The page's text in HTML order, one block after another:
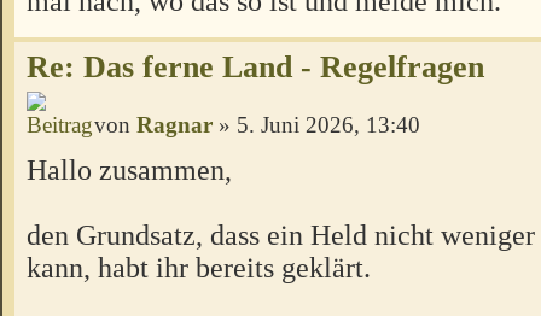
Re: Das ferne Land - Regelfragen
von Ragnar » 5. Juni 2026, 13:40
Hallo zusammen,
den Grundsatz, dass ein Held nicht weniger
kann, habt ihr bereits geklärt.